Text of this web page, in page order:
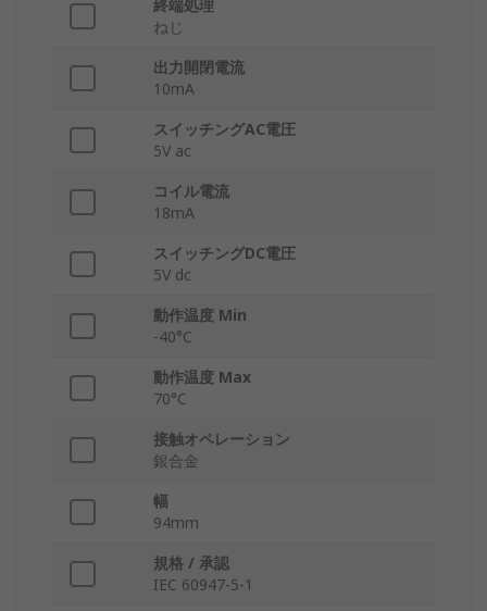
終端処理
ねじ
出力開閉電流
10mA
スイッチングAC電圧
5V ac
コイル電流
18mA
スイッチングDC電圧
5V dc
動作温度 Min
-40°C
動作温度 Max
70°C
接触オペレーション
銀合金
幅
94mm
規格 / 承認
IEC 60947-5-1